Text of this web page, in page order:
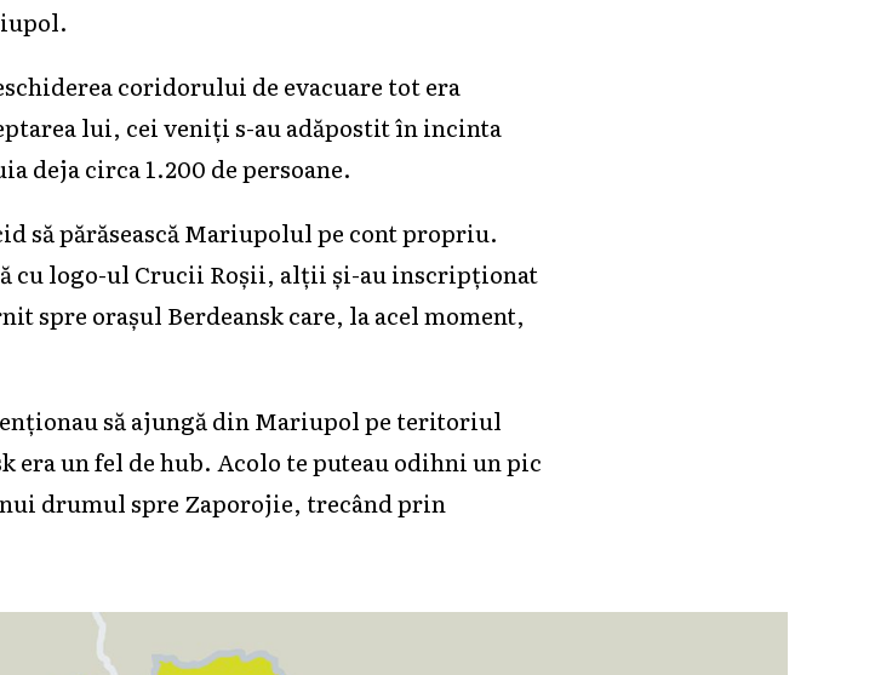
coridorului de evacuare tot era
lui, cei veniți s-au adăpostit în incinta
deja circa 1.200 de persoane.
să părăsească Mariupolul pe cont propriu.
cu logo-ul Crucii Roșii, alţii și-au inscripționat
spre orașul Berdeansk care, la acel moment,
să ajungă din Mariupol pe teritoriul
era un fel de hub. Acolo te puteau odihni un pic
drumul spre Zaporojie, trecând prin